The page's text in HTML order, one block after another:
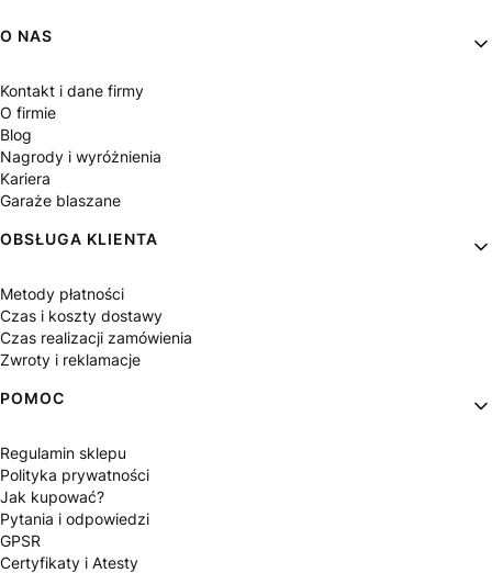
Linki w stopce
O NAS
Kontakt i dane firmy
O firmie
Blog
Nagrody i wyróżnienia
Kariera
Garaże blaszane
OBSŁUGA KLIENTA
Metody płatności
Czas i koszty dostawy
Czas realizacji zamówienia
Zwroty i reklamacje
POMOC
Regulamin sklepu
Polityka prywatności
Jak kupować?
Pytania i odpowiedzi
GPSR
Certyfikaty i Atesty